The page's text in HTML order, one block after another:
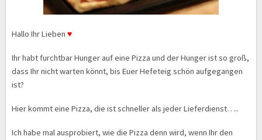
Hallo Ihr Lieben ♥
Ihr habt furchtbar Hunger auf eine Pizza und der Hunger ist so groß,
dass Ihr nicht warten könnt, bis Euer Hefeteig schön aufgegangen
ist?
Hier kommt eine Pizza, die ist schneller als jeder Lieferdienst…..
Ich habe mal ausprobiert, wie die Pizza denn wird, wenn Ihr den